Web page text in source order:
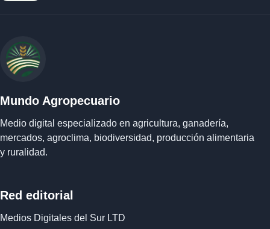
Mundo Agropecuario
Medio digital especializado en agricultura, ganadería,
mercados, agroclima, biodiversidad, producción alimentaria
y ruralidad.
Red editorial
Medios Digitales del Sur LTD